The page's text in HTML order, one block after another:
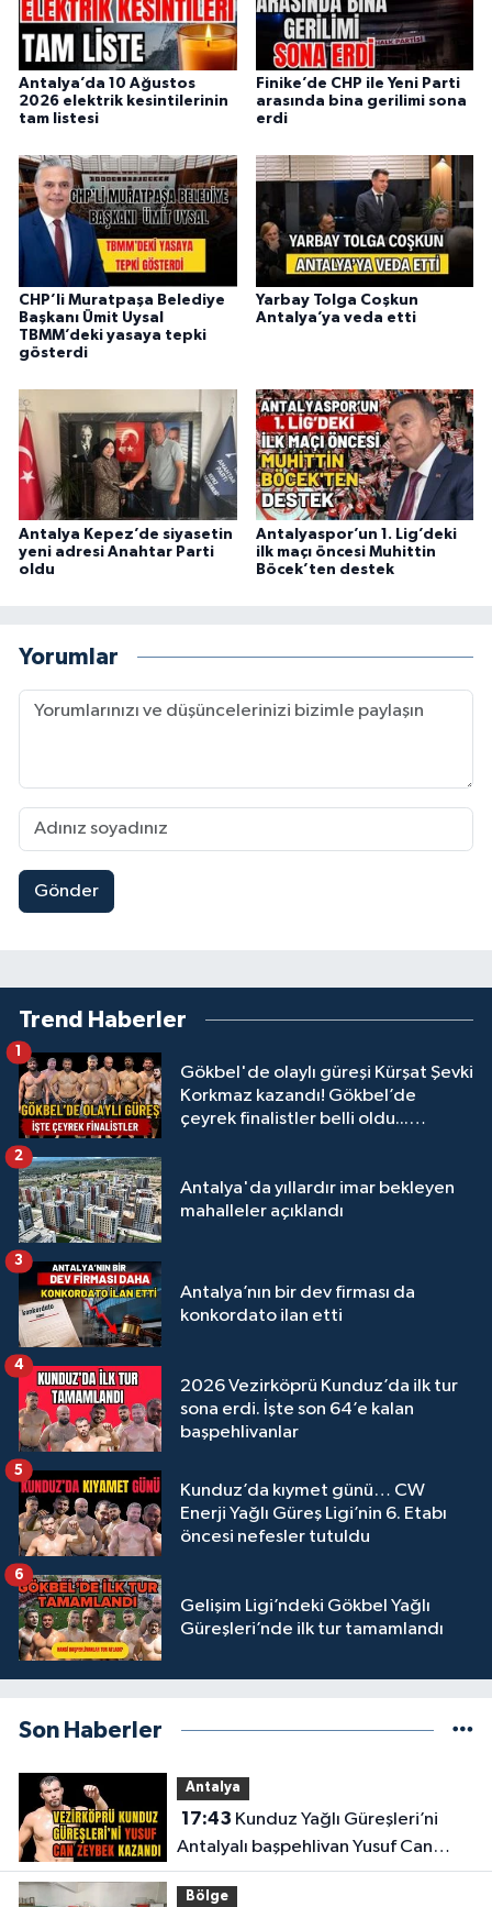
Antalya’da 10 Ağustos
2026 elektrik kesintilerinin
tam listesi
Finike’de CHP ile Yeni Parti
arasında bina gerilimi sona
erdi
CHP’li Muratpaşa Belediye
Başkanı Ümit Uysal
TBMM’deki yasaya tepki
gösterdi
Yarbay Tolga Coşkun
Antalya’ya veda etti
Antalya Kepez’de siyasetin
yeni adresi Anahtar Parti
oldu
Antalyaspor’un 1. Lig’deki
ilk maçı öncesi Muhittin
Böcek’ten destek
Yorumlar
Gönder
Trend Haberler
Gökbel'de olaylı güreşi Kürşat Şevki
Korkmaz kazandı! Gökbel’de
çeyrek finalistler belli oldu...
Antalya'da yıllardır imar bekleyen
mahalleler açıklandı
2
Antalya’nın bir dev firması da
konkordato ilan etti
3
2026 Vezirköprü Kunduz’da ilk tur
sona erdi. İşte son 64’e kalan
başpehlivanlar
4
Kunduz’da kıymet günü… CW
Enerji Yağlı Güreş Ligi’nin 6. Etabı
öncesi nefesler tutuldu
5
Gelişim Ligi’ndeki Gökbel Yağlı
Güreşleri’nde ilk tur tamamlandı
6
Son Haberler
Antalya
17:43
Antalyalı başpehlivan Yusuf Can
Zeybek kazandı
Bölge